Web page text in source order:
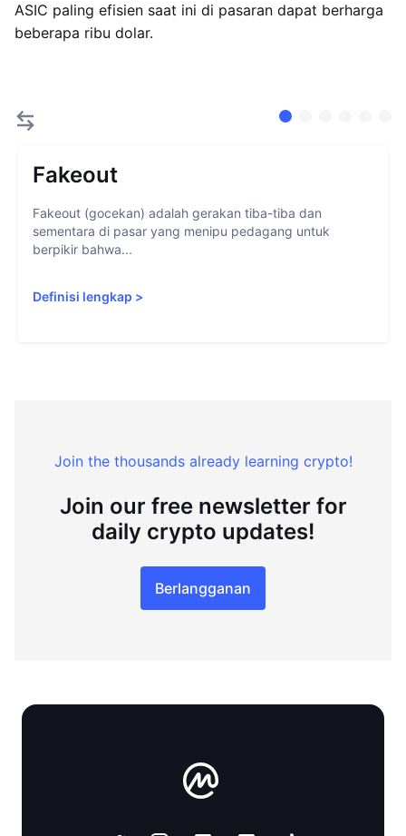
ASIC paling efisien saat ini di pasaran dapat berharga
beberapa ribu dolar.
Fakeout
Fakeout (gocekan) adalah gerakan tiba-tiba dan
sementara di pasar yang menipu pedagang untuk
berpikir bahwa...
Definisi lengkap >
Join the thousands already learning crypto!
Join our free newsletter for
daily crypto updates!
Berlangganan